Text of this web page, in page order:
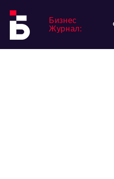
Бизнес
Журнал: